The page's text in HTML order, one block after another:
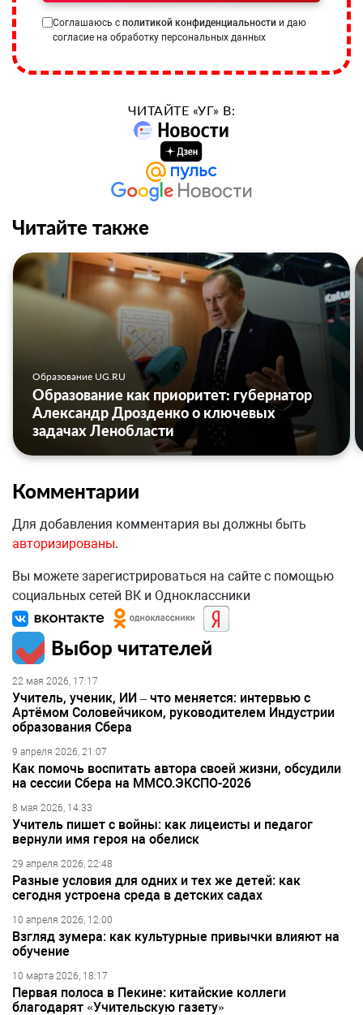
Соглашаюсь с политикой конфиденциальности и даю
согласие на обработку персональных данных
ЧИТАЙТЕ «УГ» В:
Читайте также
Образование UG.RU
Образование как приоритет: губернатор
Александр Дрозденко о ключевых
задачах Ленобласти
Комментарии
Для добавления комментария вы должны быть
авторизированы.
Вы можете зарегистрироваться на сайте с помощью
социальных сетей ВК и Одноклассники
Выбор читателей
22 мая 2026, 17:17
Учитель, ученик, ИИ – что меняется: интервью с
Артёмом Соловейчиком, руководителем Индустрии
образования Сбера
9 апреля 2026, 21:07
Как помочь воспитать автора своей жизни, обсудили
на сессии Сбера на ММСО.ЭКСПО-2026
8 мая 2026, 14:33
Учитель пишет с войны: как лицеисты и педагог
вернули имя героя на обелиск
29 апреля 2026, 22:48
Разные условия для одних и тех же детей: как
сегодня устроена среда в детских садах
10 апреля 2026, 12:00
Взгляд зумера: как культурные привычки влияют на
обучение
10 марта 2026, 18:17
Первая полоса в Пекине: китайские коллеги
благодарят «Учительскую газету»